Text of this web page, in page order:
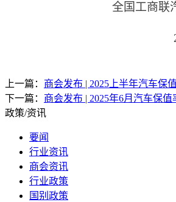
全国工商联
上一篇： 商会发布 | 2025上半年汽车保
下一篇： 商会发布 | 2025年6月汽车保值
政策/资讯
要闻
行业资讯
商会资讯
行业政策
国别政策